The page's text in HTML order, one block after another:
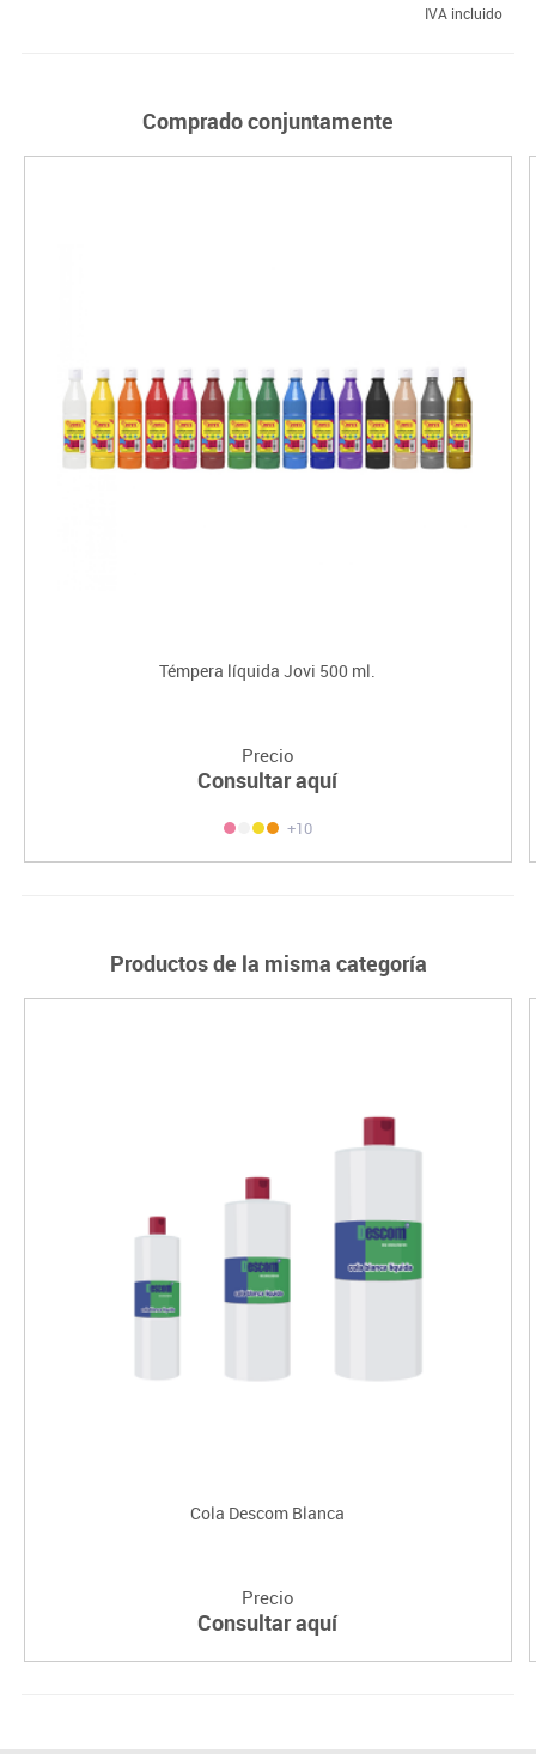
IVA incluido
Comprado conjuntamente
Témpera líquida Jovi 500 ml.
Precio
Consultar aquí
+10
Productos de la misma categoría
Cola Descom Blanca
Precio
Consultar aquí